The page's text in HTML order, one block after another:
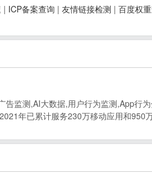
| ICP备案查询 | 友情链接检测 | 百度权
监测,AI大数据,用户行为监测,App行
年已累计服务230万移动应用和950